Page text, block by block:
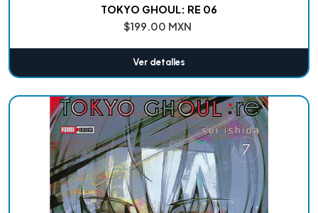
TOKYO GHOUL: RE 06
$199.00 MXN
Ver detalles